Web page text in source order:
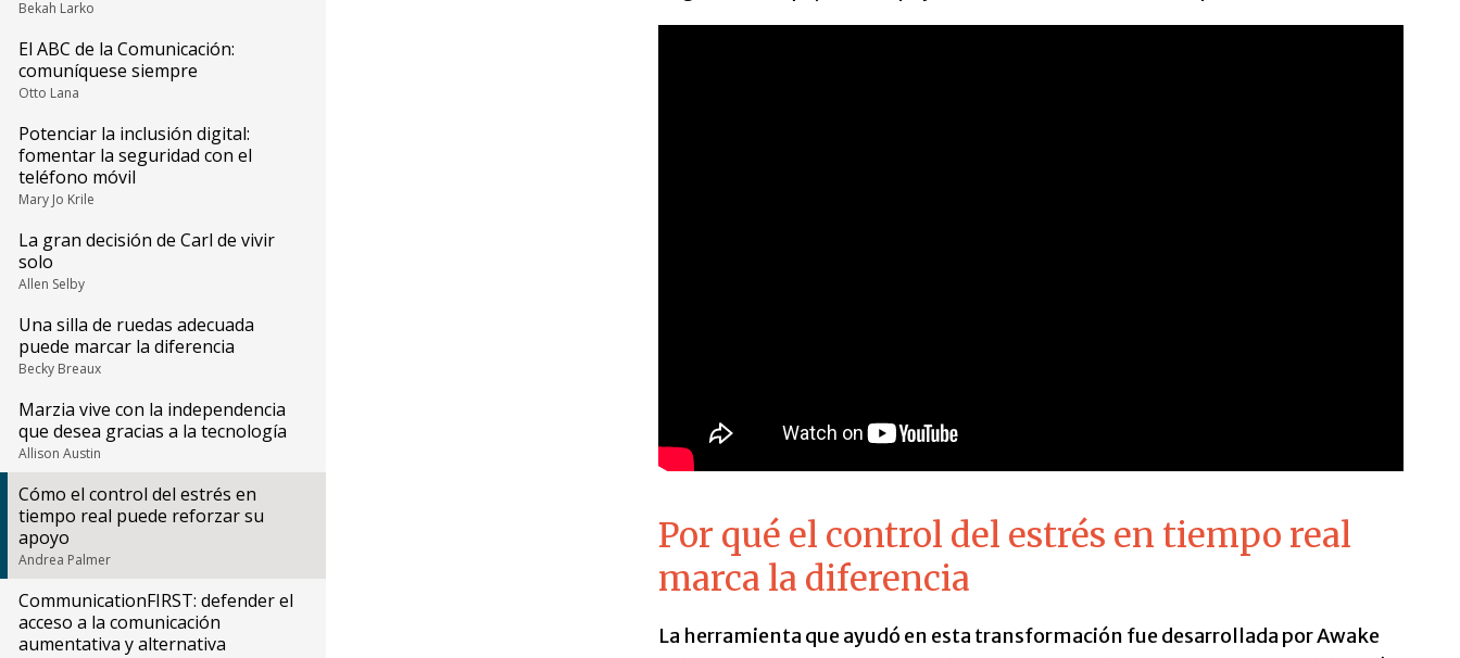
Bekah Larko
El ABC de la Comunicación:
comuníquese siempre
Otto Lana
Potenciar la inclusión digital:
fomentar la seguridad con el
teléfono móvil
Mary Jo Krile
La gran decisión de Carl de vivir
solo
Allen Selby
Una silla de ruedas adecuada
puede marcar la diferencia
Becky Breaux
Marzia vive con la independencia
que desea gracias a la tecnología
Allison Austin
Cómo el control del estrés en
tiempo real puede reforzar su
apoyo
Andrea Palmer
CommunicationFIRST: defender el
acceso a la comunicación
aumentativa y alternativa
Por qué el control del estrés en tiempo real
marca la diferencia
La herramienta que ayudó en esta transformación fue desarrollada por Awake